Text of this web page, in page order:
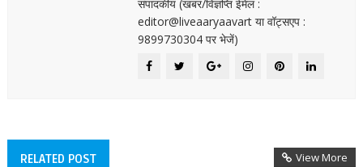
संपादकीय (खबर/विज्ञप्ति ईमेल :
editor@liveaaryaavart या वॉट्सएप :
9899730304 पर भेजें)
RELATED POST View More